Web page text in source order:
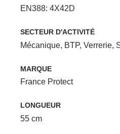
EN388: 4X42D
SECTEUR D'ACTIVITÉ
Mécanique, BTP, Verrerie,
MARQUE
France Protect
LONGUEUR
55 cm